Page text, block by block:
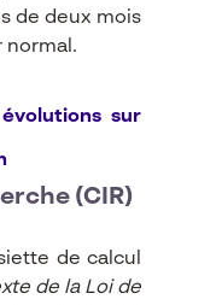
de deux mois
normal.
sur
(CIR)
de calcul
de la Loi de